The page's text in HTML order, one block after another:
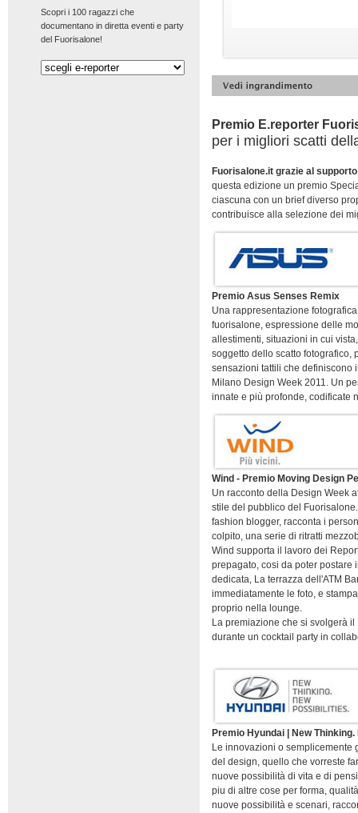
Scopri i 100 ragazzi che
documentano in diretta eventi e party
del Fuorisalone!
Premio E.reporter
per i migliori scatti
Fuorisalone.it grazie al
questa edizione un premio
ciascuna con un brief diverso
contribuisce alla selezione dei
Premio Asus Senses Remix
Una rappresentazione
fuorisalone, espressione delle
allestimenti, situazioni in cui
soggetto dello scatto fotografico,
sensazioni tattili che definiscono
Milano Design Week 2011. Un
innate e più profonde, codificate
Wind - Premio Moving Design
Un racconto della Design Week
stile del pubblico del
fashion blogger, racconta i
colpito, una serie di ritratti
Wind supporta il lavoro dei
prepagato, cosi da poter postare
dedicata, La terrazza dell'ATM
immediatamente le foto, e
proprio nella lounge.
La premiazione che si svolgerà
durante un cocktail party in
Premio Hyundai | New
Le innovazioni o semplicemente
del design, quello che vorreste
nuove possibilità di vita e di
piu di altre cose per forma,
nuove possibilità e scenari,